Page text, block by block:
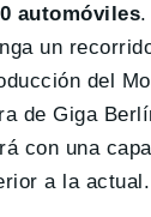
automóviles.
un
del
de Giga
con una
a la actual.